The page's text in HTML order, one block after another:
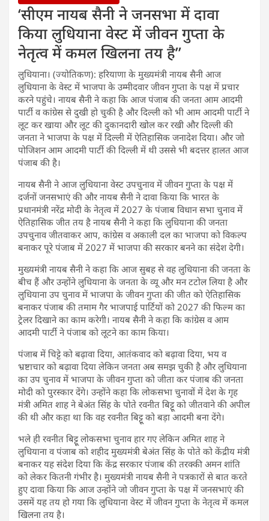
‘सीएम नायब सैनी ने जनसभा में दावा
किया लुधियाना वेस्ट में जीवन गुप्ता के
नेतृत्व में कमल खिलना तय है’’
लुधियाना। (ज्योतिकण): हरियाणा के मुख्यमंत्री नायब सैनी आज
लुधियाना के वेस्ट में भाजपा के उम्मीदवार जीवन गुप्ता के पक्ष में प्रचार
करने पहुंचे। नायब सैनी ने कहा कि आज पंजाब की जनता आम आदमी
पार्टी व कांग्रेस से दुखी हो चुकी है और दिल्ली को भी आम आदमी पार्टी ने
लूट कर खाया और लूट की दुकानदारी खोल कर रखी और दिल्ली की
जनता ने भाजपा के पक्ष में दिल्ली में ऐतिहासिक जनादेश दिया। और जो
पोजिशन आम आदमी पार्टी की दिल्ली में थी उससे भी बदत्तर हालत आज
पंजाब की है।
नायब सैनी ने आज लुधियाना वेस्ट उपचुनाव में जीवन गुप्ता के पक्ष में
दर्जनों जनसभाएं की और नायब सैनी ने दावा किया कि भारत के
प्रधानमंत्री नरेंद्र मोदी के नेतृत्व में 2027 के पंजाब विधान सभा चुनाव में
ऐतिहासिक जीत तय है नायब सैनी ने कहा कि लुधियाना की जनता
उपचुनाव जीतवाकर आप, कांग्रेस व अकाली दल का भाजपा को विकल्प
बनाकर पूरे पंजाब में 2027 में भाजपा की सरकार बनने का संदेश देगी।
मुख्यमंत्री नायब सैनी ने कहा कि आज सुबह से वह लुधियाना की जनता के
बीच हैं और उन्होंने लुधियाना के जनता के व्यू और मन टटोल लिया है और
लुधियाना उप चुनाव में भाजपा के जीवन गुप्ता की जीत को ऐतिहासिक
बनाकर पंजाब की तमाम गैर भाजपाई पार्टियों को 2027 की फिल्म का
ट्रेलर दिखाने का काम करेगी। नायब सैनी ने कहा कि कांग्रेस व आम
आदमी पार्टी ने पंजाब को लूटने का काम किया।
पंजाब में चिट्टे को बढ़ावा दिया, आतंकवाद को बढ़ावा दिया, भय व
भ्रष्टाचार को बढ़ावा दिया लेकिन जनता अब समझ चुकी है और लुधियाना
का उप चुनाव में भाजपा के जीवन गुप्ता को जीता कर पंजाब की जनता
मोदी को पुरस्कार देंगे। उन्होंने कहा कि लोकसभा चुनावों में देश के गृह
मंत्री अमित शाह ने बेअंत सिंह के पोते रवनीत बिट्टू को जीतवाने की अपील
की थी और कहा था कि वह रवनीत बिट्टू को बड़ा आदमी बना देंगे।
भले ही रवनीत बिट्टू लोकसभा चुनाव हार गए लेकिन अमित शाह ने
लुधियाना व पंजाब को शहीद मुख्यमंत्री बेअंत सिंह के पोते को केंद्रीय मंत्री
बनाकर यह संदेश दिया कि केंद्र सरकार पंजाब की तरक्की अमन शांति
को लेकर कितनी गंभीर है। मुख्यमंत्री नायब सैनी ने पत्रकारों से बात करते
हुए दावा किया कि आज उन्होंने जो जीवन गुप्ता के पक्ष में जनसभाएं की
उसमें यह तय हो गया कि लुधियाना वेस्ट में जीवन गुप्ता के नेतृत्व में कमल
खिलना तय है।